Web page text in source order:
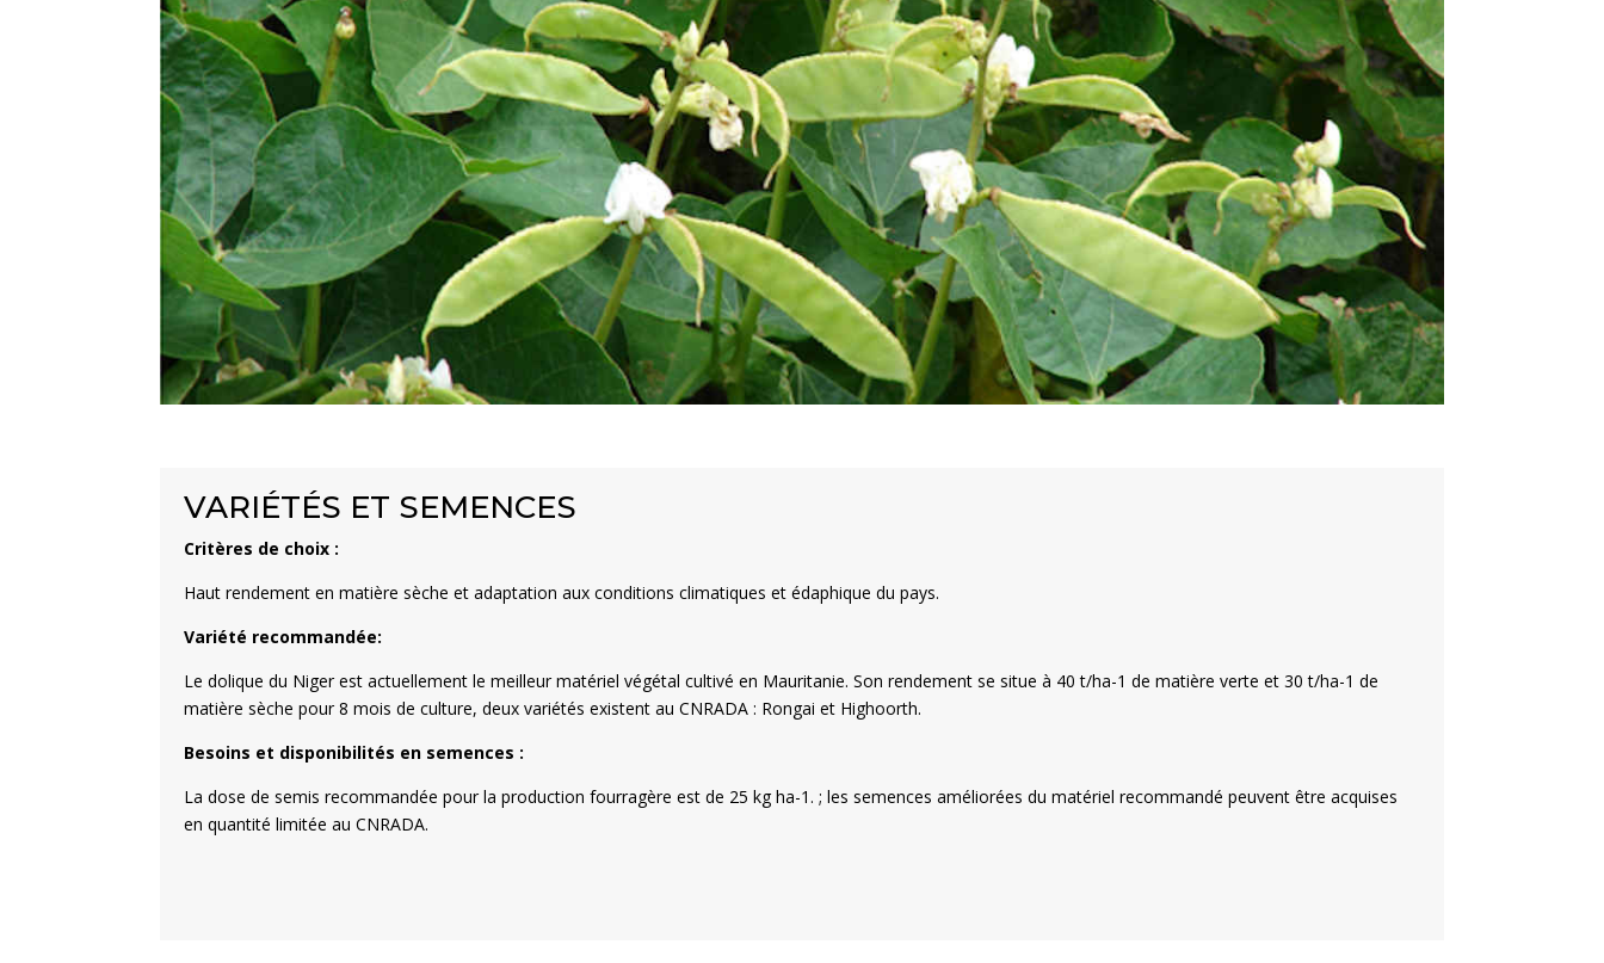
VARIÉTÉS ET SEMENCES
Critères de choix :
Haut rendement en matière sèche et adaptation aux conditions climatiques et édaphique du pays.
Variété recommandée:
Le dolique du Niger est actuellement le meilleur matériel végétal cultivé en Mauritanie. Son rendement se situe à 40 t/ha-1 de matière verte et 30 t/ha-1 de
matière sèche pour 8 mois de culture, deux variétés existent au CNRADA : Rongai et Highoorth.
Besoins et disponibilités en semences :
La dose de semis recommandée pour la production fourragère est de 25 kg ha-1. ; les semences améliorées du matériel recommandé peuvent être acquises
en quantité limitée au CNRADA.